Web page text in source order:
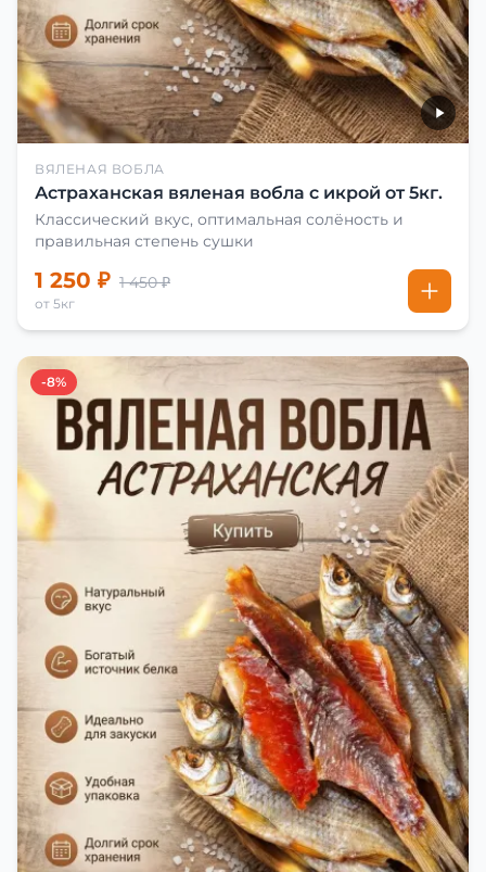
ВЯЛЕНАЯ ВОБЛА
Астраханская вяленая вобла с икрой от 5кг.
Классический вкус, оптимальная солёность и
правильная степень сушки
1 250 ₽ 1 450 ₽
от 5кг
-8%